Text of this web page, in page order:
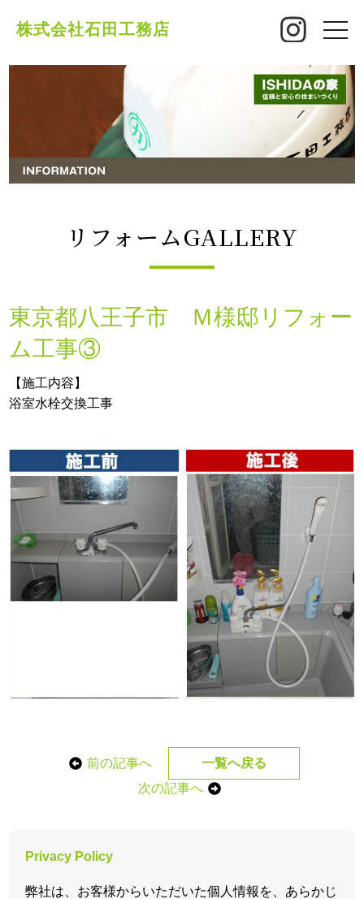
株式会社石田工務店
toggle
リフォームGALLERY
東京都八王子市 Ｍ様邸リフォー
ム工事③
【施工内容】
浴室水栓交換工事
前の記事へ
一覧へ戻る
次の記事へ
Privacy Policy
弊社は、お客様からいただいた個人情報を、あらかじ